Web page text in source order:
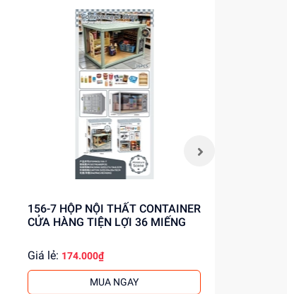
156-7 HỘP NỘI THẤT CONTAINER
CỬA HÀNG TIỆN LỢI 36 MIẾNG
Giá lẻ: 174.000₫
MUA NGAY